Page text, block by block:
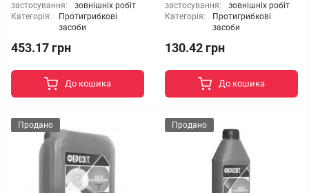
застосування:
зовнішніх робіт
Категорія:
Протигрибкові
засоби
453.17 грн
До кошика
застосування:
зовнішніх робіт
Категорія:
Протигрибкові
засоби
130.42 грн
До кошика
Продано Продано